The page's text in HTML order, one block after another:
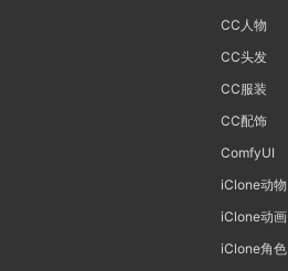
CC人物
CC头发
CC服装
CC配饰
ComfyUI
iClone动物
iClone动画
iClone角色